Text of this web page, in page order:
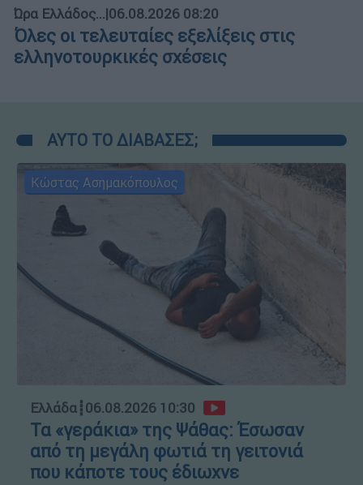
Ώρα Ελλάδος...|06.08.2026 08:20
Όλες οι τελευταίες εξελίξεις στις
ελληνοτουρκικές σχέσεις
ΑΥΤΟ ΤΟ ΔΙΑΒΑΣΕΣ;
Κώστας Ασημακόπουλος
Ελλάδα┋06.08.2026 10:30
Τα «γεράκια» της Ψάθας: Έσωσαν
από τη μεγάλη φωτιά τη γειτονιά
που κάποτε τους έδιωχνε